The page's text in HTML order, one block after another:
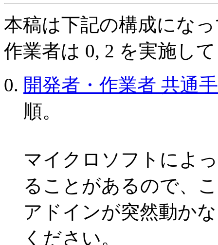
本稿は下記の構成にな
作業者は 0, 2 を実施し
開発者・作業者 共通
順。
マイクロソフトによ
ることがあるので、
アドインが突然動か
ください。